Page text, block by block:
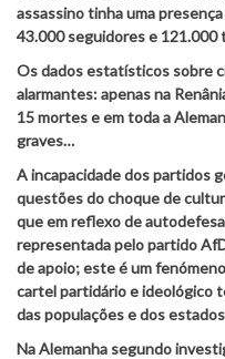
assassino tinha uma
43.000 seguidores e
Os dados estatísticos sobre
alarmantes: apenas na
15 mortes e em toda a
graves…
A incapacidade dos partidos
questões do choque de
que em reflexo de
representada pelo partido
de apoio; este é um
cartel partidário e ideológico
das populações e dos
Na Alemanha segundo